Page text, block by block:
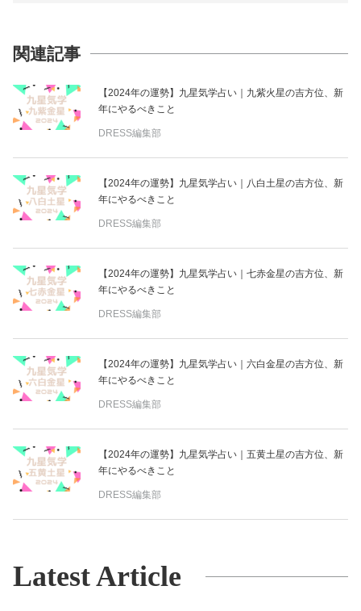
関連記事
【2024年の運勢】九星気学占い｜九紫火星の吉方位、新
年にやるべきこと
DRESS編集部
【2024年の運勢】九星気学占い｜八白土星の吉方位、新
年にやるべきこと
DRESS編集部
【2024年の運勢】九星気学占い｜七赤金星の吉方位、新
年にやるべきこと
DRESS編集部
【2024年の運勢】九星気学占い｜六白金星の吉方位、新
年にやるべきこと
DRESS編集部
【2024年の運勢】九星気学占い｜五黄土星の吉方位、新
年にやるべきこと
DRESS編集部
Latest Article